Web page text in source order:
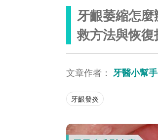
牙齦萎縮怎
救方法與恢復
文章作者： 牙醫小幫
牙齦發炎